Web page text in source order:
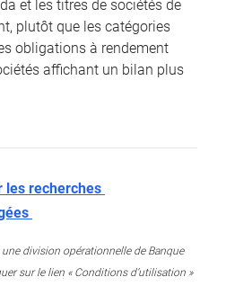
et les titres de sociétés de
plutôt que les catégories
obligations à rendement
affichant un bilan plus
les recherches
division opérationnelle de Banque
sur le lien « Conditions d’utilisation »